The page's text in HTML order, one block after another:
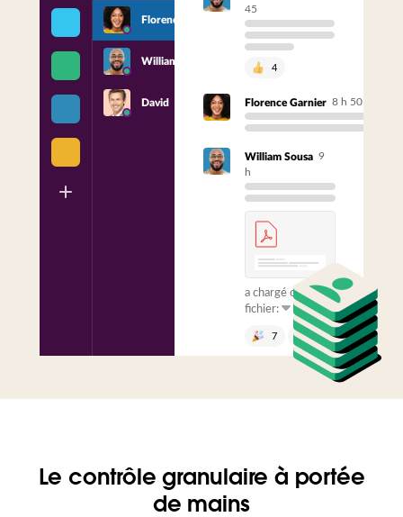
Florence
William
David
45
4
Florence Garnier 8 h 50
William Sousa 9
h
a chargé ce
fichier:
7 1
message vers un
Le contrôle granulaire à portée
de mains